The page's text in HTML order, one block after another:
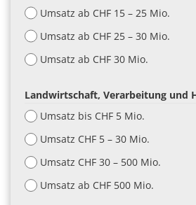
Umsatz ab CHF 15 – 25 Mio.
Umsatz ab CHF 25 – 30 Mio.
Umsatz ab CHF 30 Mio.
Landwirtschaft, Verarbeitung und
Umsatz bis CHF 5 Mio.
Umsatz CHF 5 – 30 Mio.
Umsatz CHF 30 – 500 Mio.
Umsatz ab CHF 500 Mio.